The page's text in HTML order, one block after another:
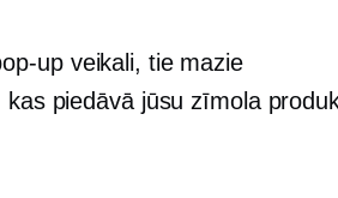
upveikali, tie mazie
kas piedāvā jūsu zīmola